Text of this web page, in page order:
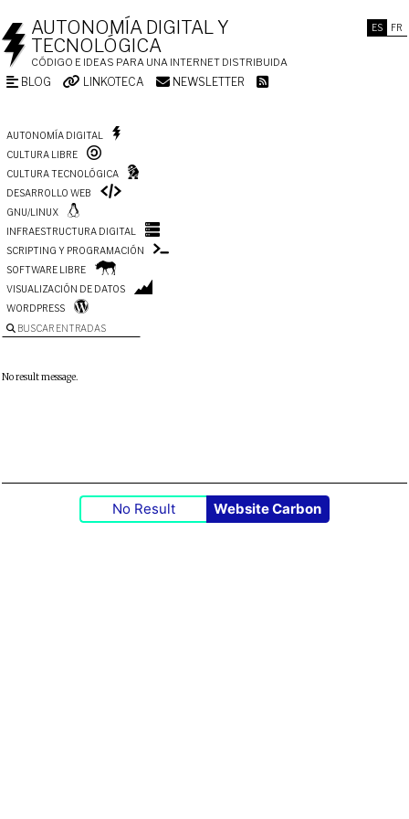
ES FR
AUTONOMÍA DIGITAL Y
TECNOLÓGICA
CÓDIGO E IDEAS PARA UNA INTERNET DISTRIBUIDA
BLOG LINKOTECA NEWSLETTER
AUTONOMÍA DIGITAL
CULTURA LIBRE
CULTURA TECNOLÓGICA
DESARROLLO WEB
GNU/LINUX
INFRAESTRUCTURA DIGITAL
SCRIPTING Y PROGRAMACIÓN
SOFTWARE LIBRE
VISUALIZACIÓN DE DATOS
WORDPRESS
BUSCAR ENTRADAS
No result message.
No Result Website Carbon